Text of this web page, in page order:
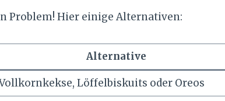
Problem! Hier einige Alternativen:
Alternative
Löffelbiskuits oder Oreos